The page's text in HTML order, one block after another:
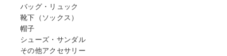
バッグ・リュック
靴下（ソックス）
帽子
シューズ・サンダル
その他アクセサリー